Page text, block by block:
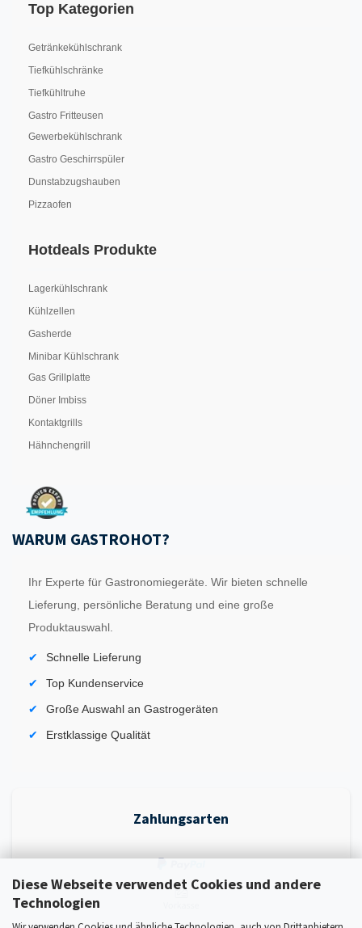
Diese Webseite verwendet Cookies und andere
Technologien
Top Kategorien
Getränkekühlschrank
Tiefkühlschränke
Tiefkühltruhe
Gastro Fritteusen
Gewerbekühlschrank
Gastro Geschirrspüler
Dunstabzugshauben
Pizzaofen
Hotdeals Produkte
Lagerkühlschrank
Kühlzellen
Gasherde
Minibar Kühlschrank
Gas Grillplatte
Döner Imbiss
Kontaktgrills
Hähnchengrill
WARUM GASTROHOT?
Ihr Experte für Gastronomiegeräte. Wir bieten schnelle
Lieferung, persönliche Beratung und eine große
Produktauswahl.
Schnelle Lieferung
Top Kundenservice
Große Auswahl an Gastrogeräten
Erstklassige Qualität
Zahlungsarten